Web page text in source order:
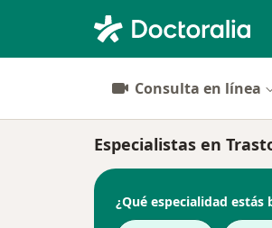
Consulta en línea
Especialistas en
¿Qué especialidad estás